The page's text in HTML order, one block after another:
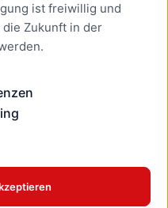
ist freiwillig und
Zukunft in der